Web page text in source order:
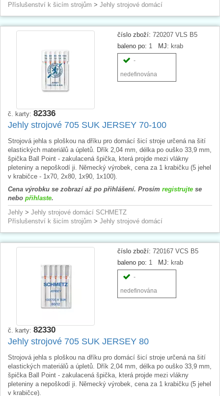
Příslušenství k šicím strojům > Jehly strojové domácí
číslo zboží: 720207 VLS B5
baleno po: 1 MJ: krab
-
nedefinována
č. karty: 82336
Jehly strojové 705 SUK JERSEY 70-100
Strojová jehla s ploškou na dříku pro domácí šicí stroje určená na šití
elastických materiálů a úpletů. Dřík 2,04 mm, délka po ouško 33,9 mm,
špička Ball Point - zakulacená špička, která projde mezi vlákny
pleteniny a nepoškodí ji. Německý výrobek, cena za 1 krabičku (5 jehel
v krabičce - 1x70, 2x80, 1x90, 1x100).
Cena výrobku se zobrazí až po přihlášení. Prosím registrujte se
nebo přihlaste.
Jehly > Jehly strojové domácí SCHMETZ
Příslušenství k šicím strojům > Jehly strojové domácí
číslo zboží: 720167 VCS B5
baleno po: 1 MJ: krab
-
nedefinována
č. karty: 82330
Jehly strojové 705 SUK JERSEY 80
Strojová jehla s ploškou na dříku pro domácí šicí stroje určená na šití
elastických materiálů a úpletů. Dřík 2,04 mm, délka po ouško 33,9 mm,
špička Ball Point - zakulacená špička, která projde mezi vlákny
pleteniny a nepoškodí ji. Německý výrobek, cena za 1 krabičku (5 jehel
v krabičce).